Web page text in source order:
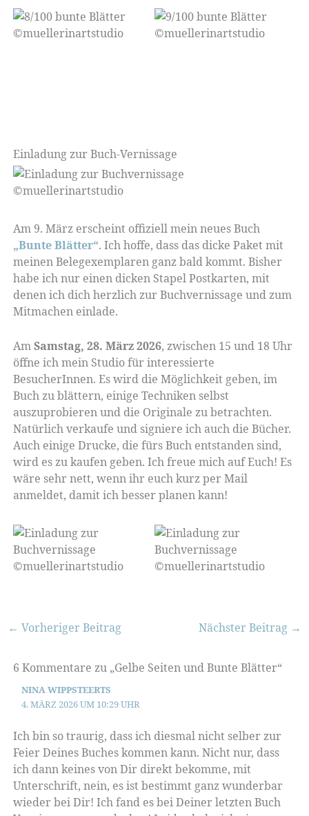
Einladung zur Buch-Vernissage
Am 9. März erscheint offiziell mein neues Buch
„Bunte Blätter“. Ich hoffe, dass das dicke Paket mit
meinen Belegexemplaren ganz bald kommt. Bisher
habe ich nur einen dicken Stapel Postkarten, mit
denen ich dich herzlich zur Buchvernissage und zum
Mitmachen einlade.
AmSamstag, 28. März 2026, zwischen 15 und 18 Uhr
öffne ich mein Studio für interessierte
BesucherInnen. Es wird die Möglichkeit geben, im
Buch zu blättern, einige Techniken selbst
auszuprobieren und die Originale zu betrachten.
Natürlich verkaufe und signiere ich auch die Bücher.
Auch einige Drucke, die fürs Buch entstanden sind,
wird es zu kaufen geben. Ich freue mich auf Euch! Es
wäre sehr nett, wenn ihr euch kurz per Mail
anmeldet, damit ich besser planen kann!
← Vorheriger Beitrag Nächster Beitrag →
6 Kommentare zu „Gelbe Seiten und Bunte Blätter“
NINA WIPPSTEERTS
4. MÄRZ 2026 UM 10:29 UHR
Ich bin so traurig, dass ich diesmal nicht selber zur
Feier Deines Buches kommen kann. Nicht nur, dass
ich dann keines von Dir direkt bekomme, mit
Unterschrift, nein, es ist bestimmt ganz wunderbar
wieder bei Dir! Ich fand es bei Deiner letzten Buch